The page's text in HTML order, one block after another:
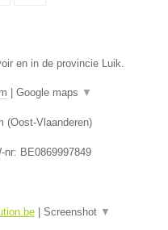
en in de provincie Luik.
Google maps ▼
(Oost-Vlaanderen)
nr: BE0869997849
| Screenshot ▼